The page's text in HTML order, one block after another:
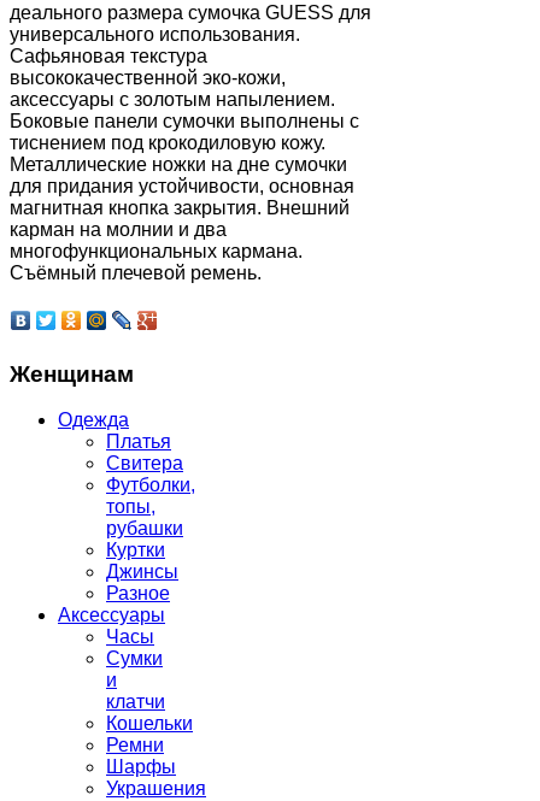
деального размера сумочка GUESS для
универсального использования.
Сафьяновая текстура
высококачественной эко-кожи,
аксессуары с золотым напылением.
Боковые панели сумочки выполнены с
тиснением под крокодиловую кожу.
Металлические ножки на дне сумочки
для придания устойчивости, основная
магнитная кнопка закрытия. Внешний
карман на молнии и два
многофункциональных кармана.
Съёмный плечевой ремень.
Женщинам
Одежда
Платья
Свитера
Футболки,
топы,
рубашки
Куртки
Джинсы
Разное
Аксессуары
Часы
Сумки
и
клатчи
Кошельки
Ремни
Шарфы
Украшения